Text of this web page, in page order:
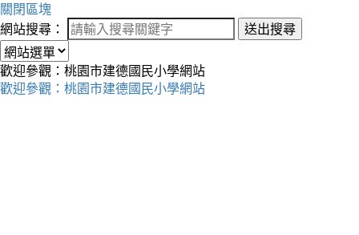
關閉區塊
網站搜尋：
送出搜尋
歡迎參觀：桃園市建德國民小學網站
歡迎參觀：桃園市建德國民小學網站